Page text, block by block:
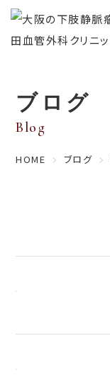
ブログ
Blog
HOME ブログ